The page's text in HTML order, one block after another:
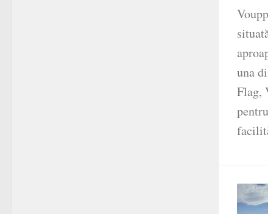
una
Flag,